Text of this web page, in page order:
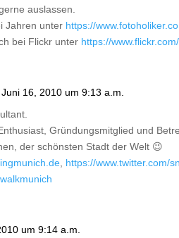
auslassen.
Jahren unter https://
bei Flickr unter https://
16, 2010 um 9:13 a.m.
Gründungsmitglied und
der schönsten Stadt der Welt 😉
https://www.twitter.com/
um 9:14 a.m.